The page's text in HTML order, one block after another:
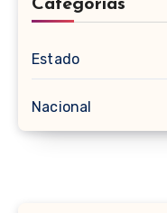
Categorias
Estado
Nacional